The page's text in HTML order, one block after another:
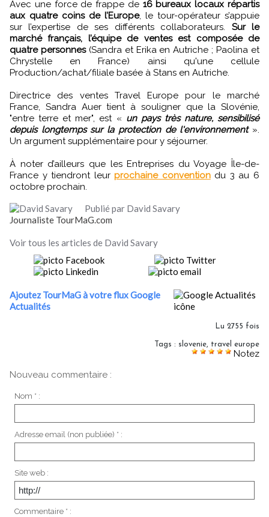
Avec une force de frappe de 16 bureaux locaux répartis
aux quatre coins de l’Europe, le tour-opérateur s’appuie
sur l’expertise de ses différents collaborateurs. Sur le
marché français, l’équipe de ventes est composée de
quatre personnes(Sandra et Erika en Autriche ; Paolina et
Chrystelle en France) ainsi qu'une cellule
Production/achat/filiale basée à Stans en Autriche.
Directrice des ventes Travel Europe pour le marché
France, Sandra Auer tient à souligner que la Slovénie,
"entre terre et mer", est « un pays très nature, sensibilisé
depuis longtemps sur la protection de l'environnement».
Un argument supplémentaire pour y séjourner.
À noter d’ailleurs que les Entreprises du Voyage Île-de-
France y tiendront leurprochaine conventiondu 3 au 6
octobre prochain.
Publié par David Savary
Journaliste TourMaG.com
Voir tous les articles de David Savary
Ajoutez TourMaG à votre flux Google
Actualités
Lu 2755 fois
Tags : slovenie, travel europe
Notez
Nouveau commentaire :
Nom * :
Adresse email (non publiée) * :
Site web :
Commentaire * :